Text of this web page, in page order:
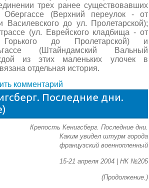
трех ранее существовавших
Обергассе (Верхний переулок - от
до ул. Пролетарской);
(ул. Еврейского кладбища - от
до Пролетарской) и
(Штайндамский Вальный
из этих маленьких улочек в
отдельная история.
комментарий
Последние дни.
Крепость Кенигсберг. Последние дни.
Каким увидел штурм города
французский военнопленный
15-21 апреля 2004 | НК №205
(Продолжение.)